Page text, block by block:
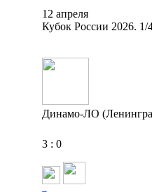
12 апреля
Кубок России 2026. 1/
Динамо-ЛО
3 : 0